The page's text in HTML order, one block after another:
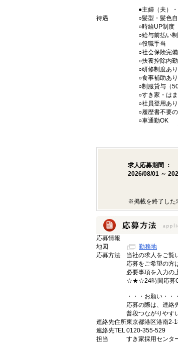
●主婦（夫）
待遇
○髪型・髪色
○時給UP制度
○給与前払い
○役職手当
○社会保険完備
○扶養控除内
○研修制度あ
○食事補助あり
○制服貸与（
○すき家・は
○社員登用あり
○履歴書不要
○車通勤OK
求人応募期間 ：
2026/08/01 ～
※掲載を終了した
応募情報
地図
勤務地
応募方法
当社の求人をご覧
応募をご希望の方
必要事項を入力の
☆★☆24時間応
・・・お願い・・・
応募の際は、連絡
普段つながりやす
連絡先住所東京都港区港南
連絡先TEL0120-355-529
担当
すき家採用センタ